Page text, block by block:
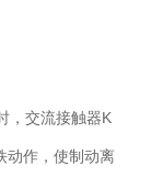
，交流接触器K
动作，使制动离